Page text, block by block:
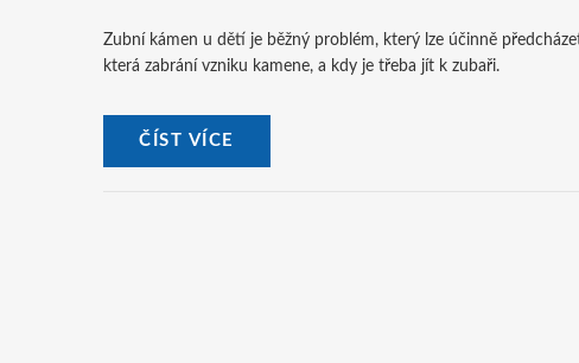
Zubní kámen u dětí je běžný problém, který lze účinně
která zabrání vzniku kamene, a kdy je třeba jít k zubaři.
ČÍST VÍCE